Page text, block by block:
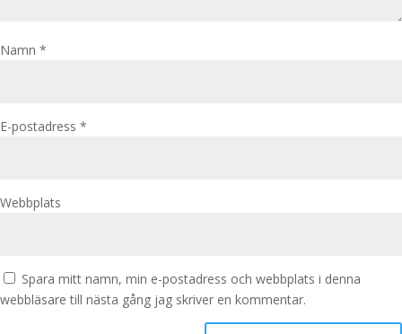
Namn *
E-postadress *
Webbplats
Spara mitt namn, min e-postadress och webbplats i denna
webbläsare till nästa gång jag skriver en kommentar.